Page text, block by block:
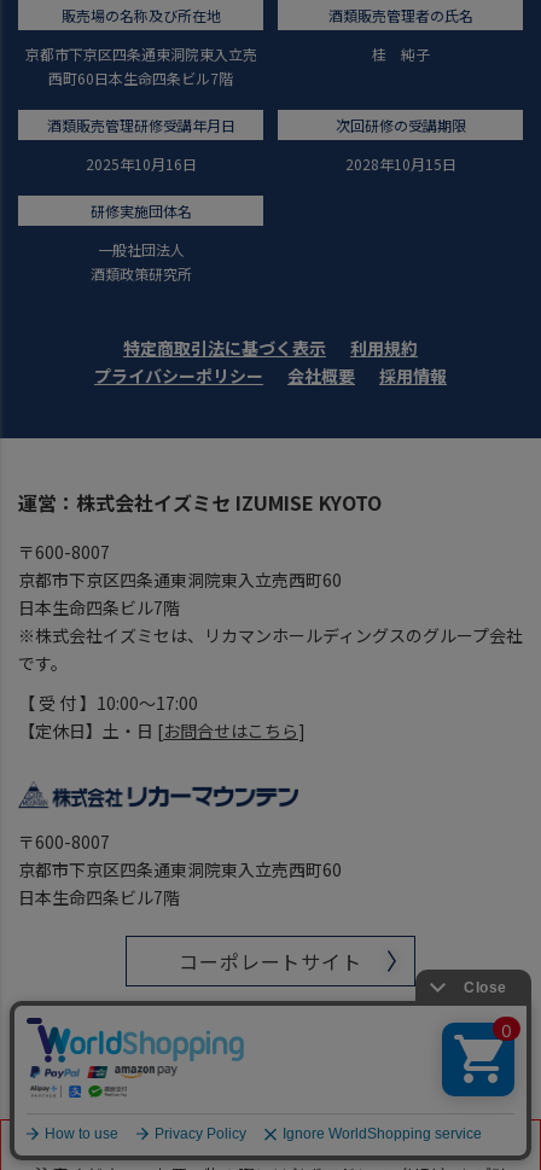
販売場の名称及び所在地
京都市下京区四条通東洞院東入立売
西町60日本生命四条ビル7階
酒類販売管理者の氏名
桂 純子
酒類販売管理研修受講年月日
2025年10月16日
次回研修の受講期限
2028年10月15日
研修実施団体名
一般社団法人
酒類政策研究所
特定商取引法に基づく表示
利用規約
プライバシーポリシー
会社概要 採用情報
運営：株式会社イズミセ IZUMISE KYOTO
〒600-8007
京都市下京区四条通東洞院東入立売西町60
日本生命四条ビル7階
※株式会社イズミセは、リカマンホールディングスのグループ会社
です。
【 受 付 】10:00～17:00
【定休日】土・日 [お問合せはこちら]
〒600-8007
京都市下京区四条通東洞院東入立売西町60
日本生命四条ビル7階
コーポレートサイト
リカマンTOWN
■ 当ショップを装った偽装サイトやフィッシングサイトにはご